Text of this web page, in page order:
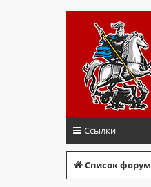
Ссылки
Список